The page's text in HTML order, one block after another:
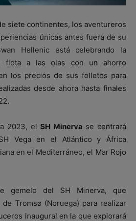
siete continentes, los aventureros
únicas antes fuera de su
Hellenic está celebrando la
flota a las olas con un ahorro
los precios de sus folletos para
desde ahora hasta finales
2023, el SH Minerva se centrará
Vega en el Atlántico y África
en el Mediterráneo, el Mar Rojo
gemelo del SH Minerva, que
Tromsø (Noruega) para realizar
inaugural en la que explorará